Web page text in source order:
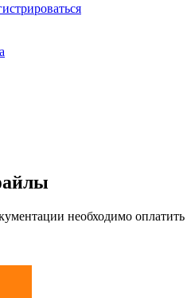
необходимо оплатить